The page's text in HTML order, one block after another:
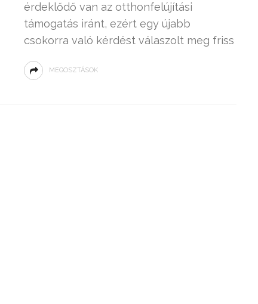
érdeklődő van az otthonfelújítási
támogatás iránt, ezért egy újabb
csokorra való kérdést válaszolt meg friss
MEGOSZTÁSOK